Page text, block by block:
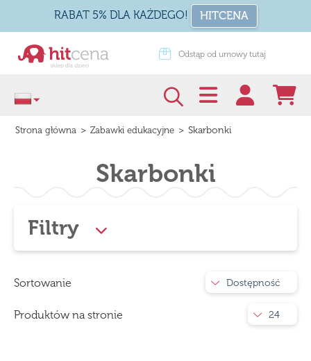
RABAT 5% DLA KAŻDEGO! HITCENA
od umowy tutaj Zapakuj na prezent
Strona główna > Zabawki edukacyjne > Skarbonki
Skarbonki
Filtry
Sortowanie Dostępność
Produktów na stronie 24